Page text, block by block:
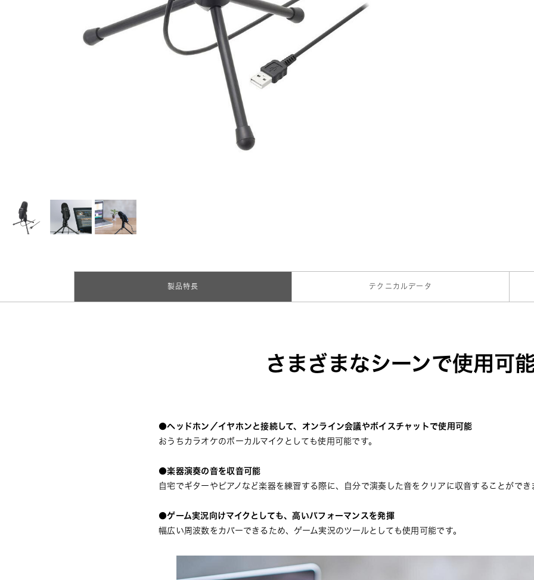
製品特長 テクニカルデータ
さまざまなシーンで使用可
●ヘッドホン／イヤホンと接続して、オンライン会議やボイスチャットで使用可能
おうちカラオケのボーカルマイクとしても使用可能です。
●楽器演奏の音を収音可能
自宅でギターやピアノなど楽器を練習する際に、自分で演奏した音をクリアに収音することができ
●ゲーム実況向けマイクとしても、高いパフォーマンスを発揮
幅広い周波数をカバーできるため、ゲーム実況のツールとしても使用可能です。